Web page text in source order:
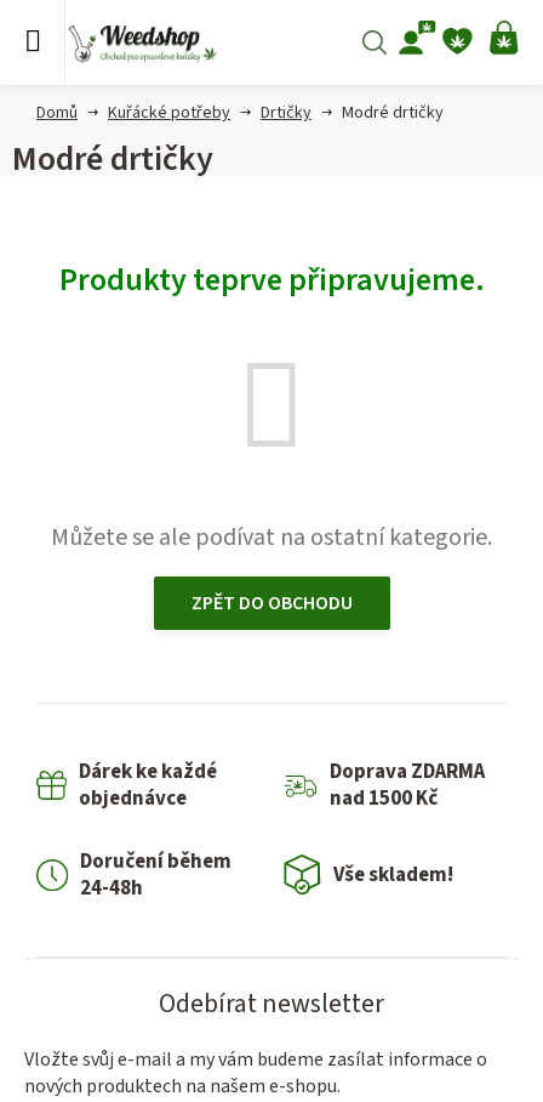
Hledat
Domů Kuřácké potřeby Drtičky Modré drtičky
Modré drtičky
Produkty teprve připravujeme.
Můžete se ale podívat na ostatní kategorie.
ZPĚT DO OBCHODU
Dárek ke každé
objednávce
Doprava ZDARMA
nad 1500 Kč
Doručení během
24-48h
Vše skladem!
Odebírat newsletter
Vložte svůj e-mail a my vám budeme zasílat informace o
nových produktech na našem e-shopu.